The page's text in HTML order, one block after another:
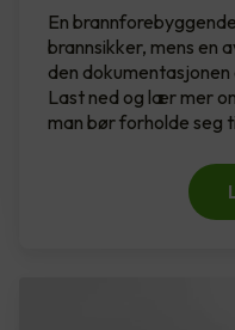
En
brannsikker, mens en
den
Last ned og lær mer
man bør forholde seg